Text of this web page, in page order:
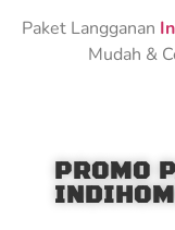
Paket Langganan
Mudah &
PROMO